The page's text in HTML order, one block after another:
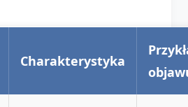
Charakterystyka